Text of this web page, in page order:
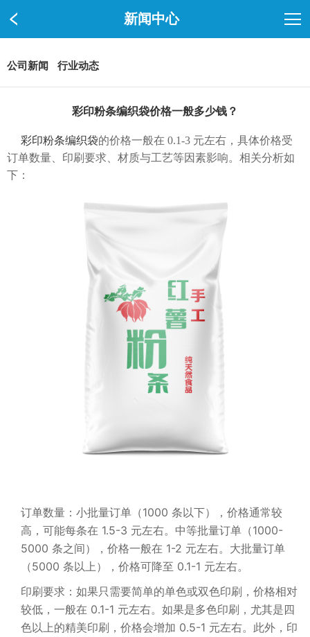
新闻中心
公司新闻 行业动态
彩印粉条编织袋价格一般多少钱？
彩印粉条编织袋的价格一般在 0.1-3 元左右，具体价格受
订单数量、印刷要求、材质与工艺等因素影响。相关分析如
下：
订单数量：小批量订单（1000 条以下），价格通常较
高，可能每条在 1.5-3 元左右。中等批量订单（1000-
5000 条之间），价格一般在 1-2 元左右。大批量订单
（5000 条以上），价格可降至 0.1-1 元左右。
印刷要求：如果只需要简单的单色或双色印刷，价格相对
较低，一般在 0.1-1 元左右。如果是多色印刷，尤其是四
色以上的精美印刷，价格会增加 0.5-1 元左右。此外，印